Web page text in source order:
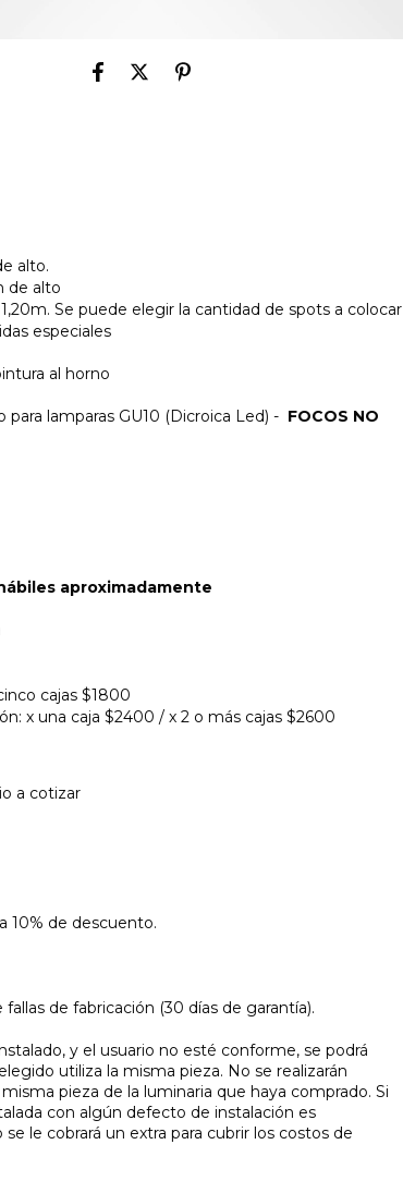
alto.
de alto
Se puede elegir la cantidad de spots a colocar
especiales
al horno
para lamparas GU10 (Dicroica Led) - FOCOS NO
aproximadamente
cajas $1800
x una caja $2400 / x 2 o más cajas $2600
a cotizar
10% de descuento.
de fabricación (30 días de garantía).
y el usuario no esté conforme, se podrá
utiliza la misma pieza. No se realizarán
pieza de la luminaria que haya comprado. Si
con algún defecto de instalación es
le cobrará un extra para cubrir los costos de